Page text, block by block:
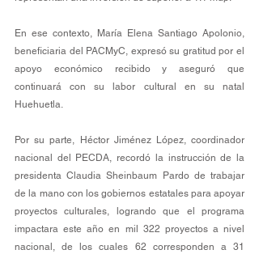
En ese contexto, María Elena Santiago Apolonio,
beneficiaria del PACMyC, expresó su gratitud por el
apoyo económico recibido y aseguró que
continuará con su labor cultural en su natal
Huehuetla.
Por su parte, Héctor Jiménez López, coordinador
nacional del PECDA, recordó la instrucción de la
presidenta Claudia Sheinbaum Pardo de trabajar
de la mano con los gobiernos estatales para apoyar
proyectos culturales, logrando que el programa
impactara este año en mil 322 proyectos a nivel
nacional, de los cuales 62 corresponden a 31